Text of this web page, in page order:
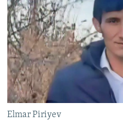
Elmar Piriyev